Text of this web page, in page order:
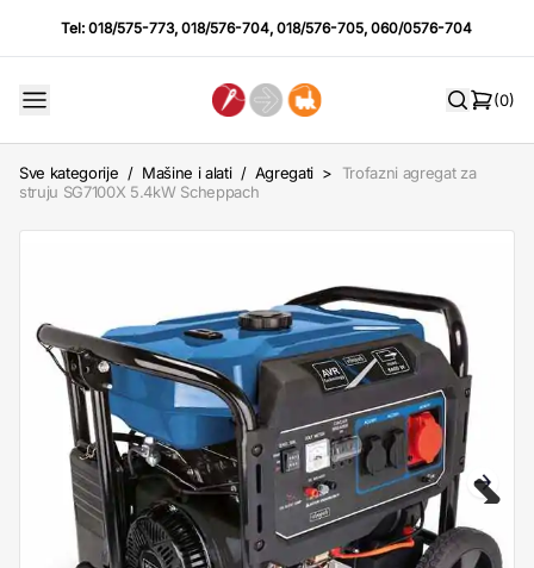
Tel:018/575-773,018/576-704,018/576-705,060/0576-704
(0)
Sve kategorije / Mašine i alati / Agregati > Trofazni agregat za
struju SG7100X 5.4kW Scheppach